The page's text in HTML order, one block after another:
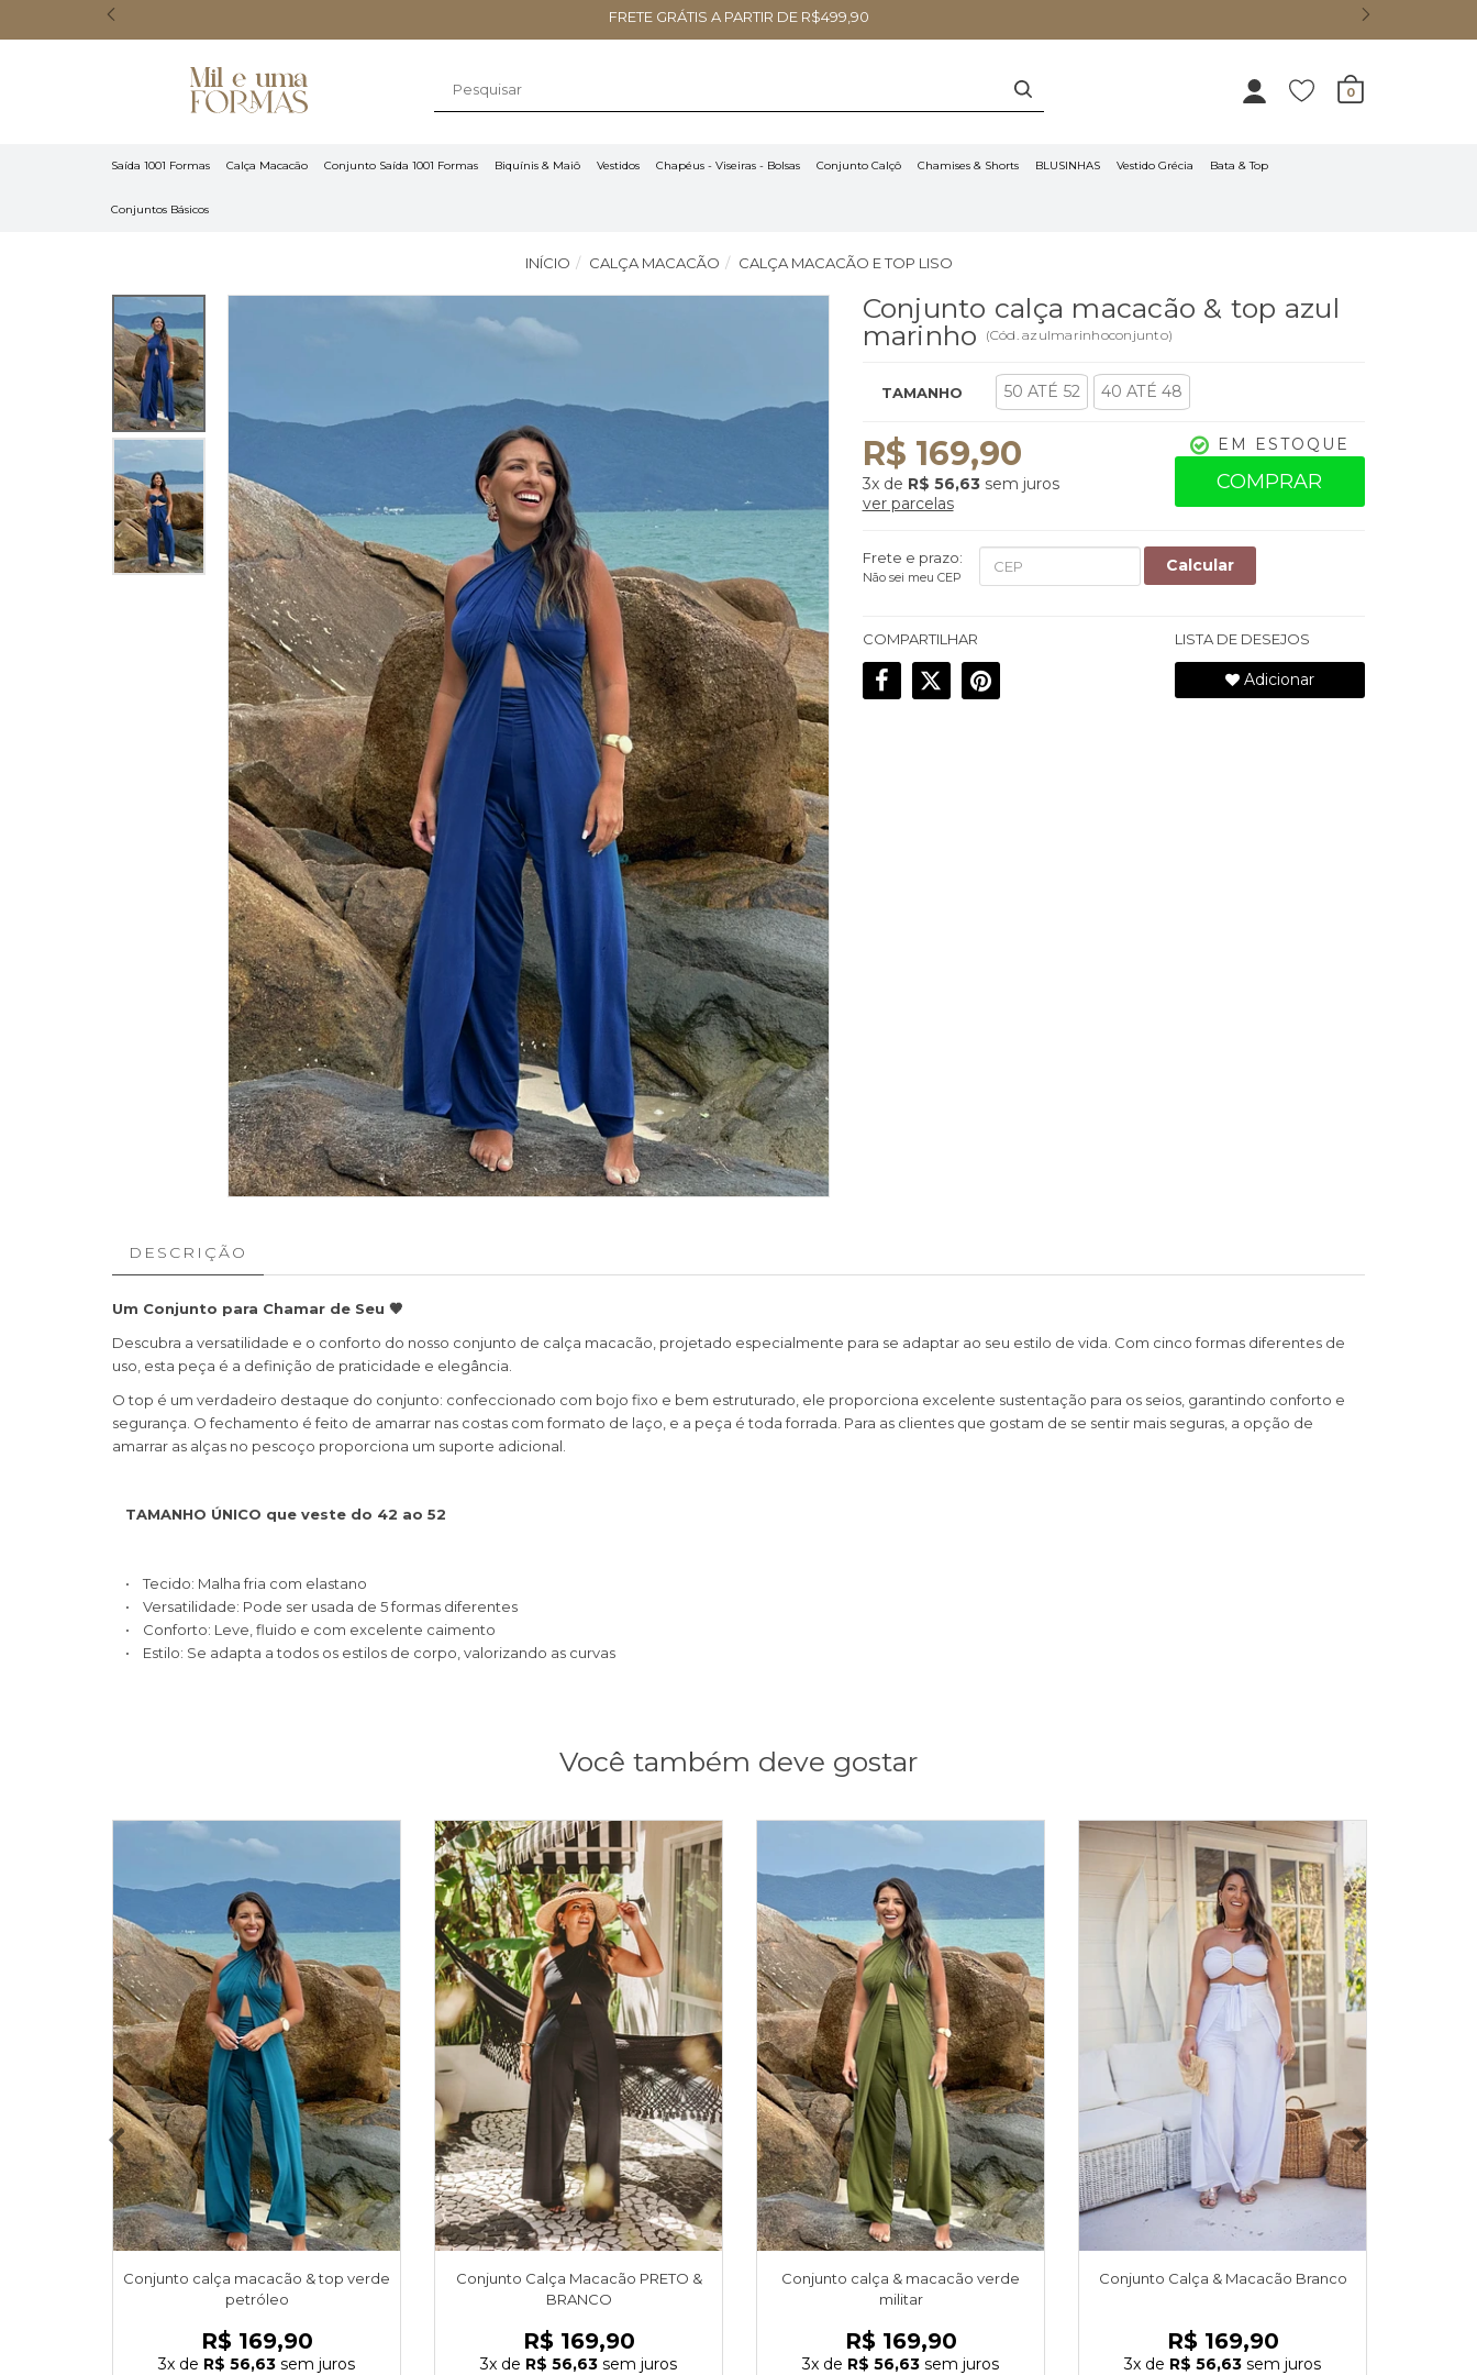
FRETE GRÁTIS A PARTIR DE R$499,90
0
Saída 1001 Formas Calça Macacão Conjunto Saída 1001 Formas Biquínis & Maiô Vestidos Chapéus - Viseiras - Bolsas Conjunto Calçô Chamises & Shorts BLUSINHAS Vestido Grécia Bata & Top
Conjuntos Básicos
INÍCIO CALÇA MACACÃO CALÇA MACACÃO E TOP LISO
Conjunto calça macacão & top azul
marinho
(Cód. azulmarinhoconjunto)
TAMANHO 50 ATÉ 52 40 ATÉ 48
R$ 169,90
3xde R$ 56,63sem juros
ver parcelas
EM ESTOQUE
COMPRAR
Frete e prazo:
Não sei meu CEP
Calcular
COMPARTILHAR LISTA DE DESEJOS
Adicionar
DESCRIÇÃO
Um Conjunto para Chamar de Seu 🤎
Descubra a versatilidade e o conforto do nosso conjunto de calça macacão, projetado especialmente para se adaptar ao seu estilo de vida. Com cinco formas diferentes de
uso, esta peça é a definição de praticidade e elegância.
O top é um verdadeiro destaque do conjunto: confeccionado com bojo fixo e bem estruturado, ele proporciona excelente sustentação para os seios, garantindo conforto e
segurança. O fechamento é feito de amarrar nas costas com formato de laço, e a peça é toda forrada. Para as clientes que gostam de se sentir mais seguras, a opção de
amarrar as alças no pescoço proporciona um suporte adicional.
TAMANHO ÚNICO que veste do 42 ao 52
• Tecido: Malha fria com elastano
• Versatilidade: Pode ser usada de 5 formas diferentes
• Conforto: Leve, fluido e com excelente caimento
• Estilo: Se adapta a todos os estilos de corpo, valorizando as curvas
Você também deve gostar
Conjunto calça macacão & top verde
petróleo
R$ 169,90
3x de R$ 56,63 sem juros
Conjunto Calça Macacão PRETO &
BRANCO
R$ 169,90
3x de R$ 56,63 sem juros
Conjunto calça & macacão verde
militar
R$ 169,90
3x de R$ 56,63 sem juros
Conjunto Calça & Macacão Branco
R$ 169,90
3x de R$ 56,63 sem juros